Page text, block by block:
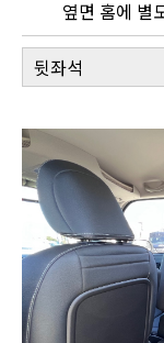
옆면 홈에 별
뒷좌석